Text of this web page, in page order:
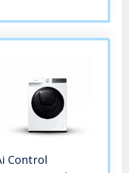
Control